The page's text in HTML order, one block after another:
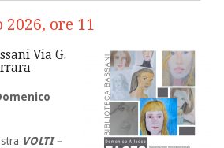
2026, ore 11
Via G.
VOLTI –